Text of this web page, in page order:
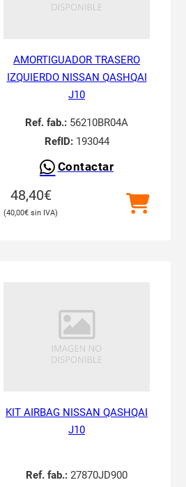
AMORTIGUADOR TRASERO
IZQUIERDO NISSAN QASHQAI
J10
Ref. fab.: 56210BR04A
RefID:193044
Contactar
48,40€
40,00€
KIT AIRBAG NISSAN QASHQAI
J10
Ref. fab.: 27870JD900